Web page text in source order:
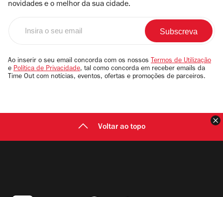
novidades e o melhor da sua cidade.
email
Ao inserir o seu email concorda com os nossos Termos de Utilização
e Política de Privacidade, tal como concorda em receber emails da
Time Out com notícias, eventos, ofertas e promoções de parceiros.
Voltar ao topo